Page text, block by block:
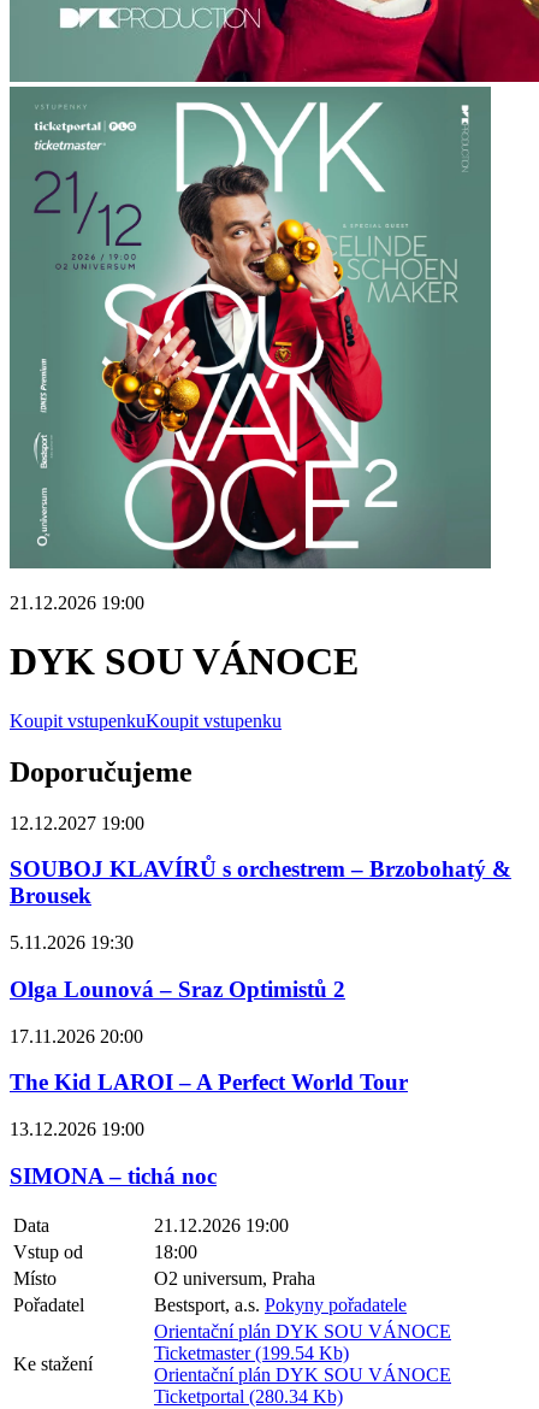
21.12.2026 19:00
DYK SOU VÁNOCE
Koupit vstupenkuKoupit vstupenku
Doporučujeme
12.12.2027 19:00
SOUBOJ KLAVÍRŮ s orchestrem – Brzobohatý &
Brousek
5.11.2026 19:30
Olga Lounová – Sraz Optimistů 2
17.11.2026 20:00
The Kid LAROI – A Perfect World Tour
13.12.2026 19:00
SIMONA – tichá noc
Data
21.12.2026 19:00
Vstup od
18:00
Místo
O2 universum, Praha
Pořadatel
Bestsport, a.s. Pokyny pořadatele
Ke stažení
Orientační plán DYK SOU VÁNOCE
Ticketmaster (199.54 Kb)
Orientační plán DYK SOU VÁNOCE
Ticketportal (280.34 Kb)